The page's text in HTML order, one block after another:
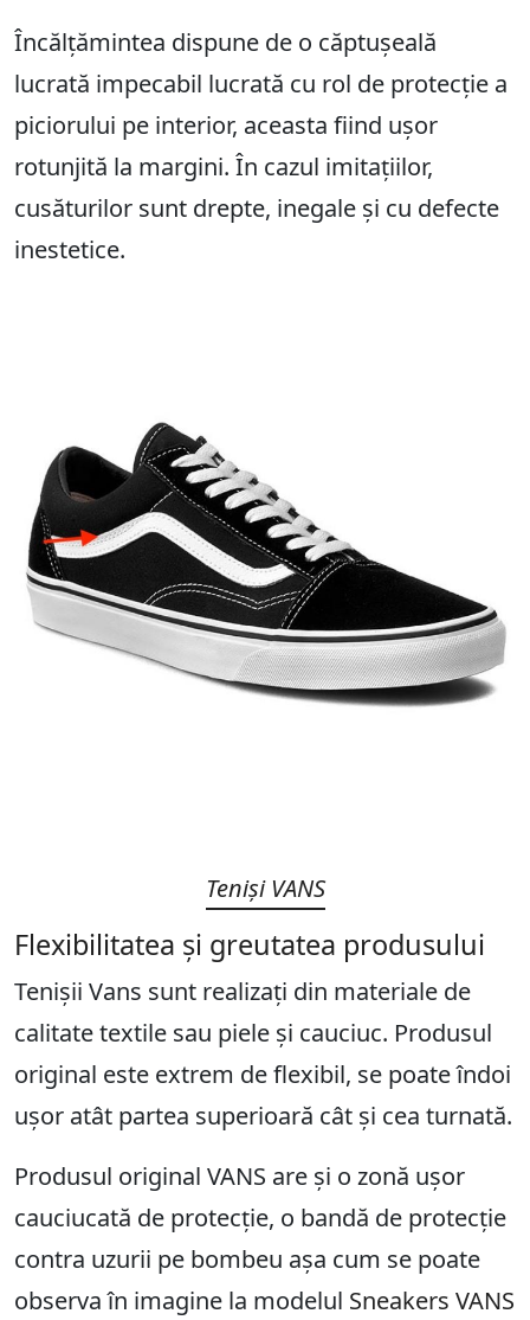
Încălțămintea dispune de o căptușeală
lucrată impecabil lucrată cu rol de protecție a
piciorului pe interior, aceasta fiind ușor
rotunjită la margini. În cazul imitațiilor,
cusăturilor sunt drepte, inegale și cu defecte
inestetice.
Teniși VANS
Flexibilitatea și greutatea produsului
Tenișii Vans sunt realizați din materiale de
calitate textile sau piele și cauciuc. Produsul
original este extrem de flexibil, se poate îndoi
ușor atât partea superioară cât și cea turnată.
Produsul original VANS are și o zonă ușor
cauciucată de protecție, o bandă de protecție
contra uzurii pe bombeu așa cum se poate
observa în imagine la modelul Sneakers VANS